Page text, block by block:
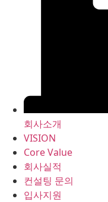
회사소개
VISION
Core Value
회사실적
컨설팅 문의
입사지원